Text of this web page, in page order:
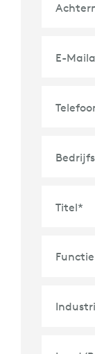
E-
Titel*